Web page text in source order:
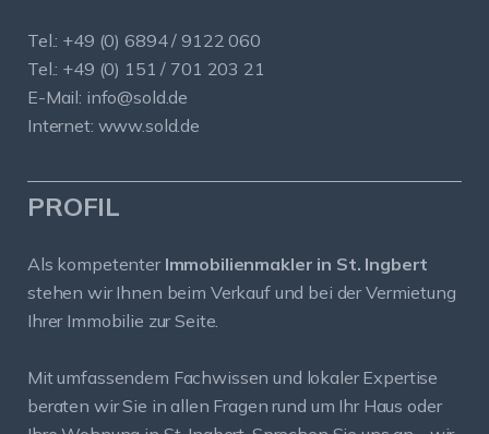
Tel.: +49 (0) 6894 / 9122 060
Tel.: +49 (0) 151 / 701 203 21
E-Mail: info@sold.de
Internet: www.sold.de
PROFIL
Als kompetenter Immobilienmakler in St. Ingbert
stehen wir Ihnen beim Verkauf und bei der Vermietung
Ihrer Immobilie zur Seite.
Mit umfassendem Fachwissen und lokaler Expertise
beraten wir Sie in allen Fragen rund um Ihr Haus oder